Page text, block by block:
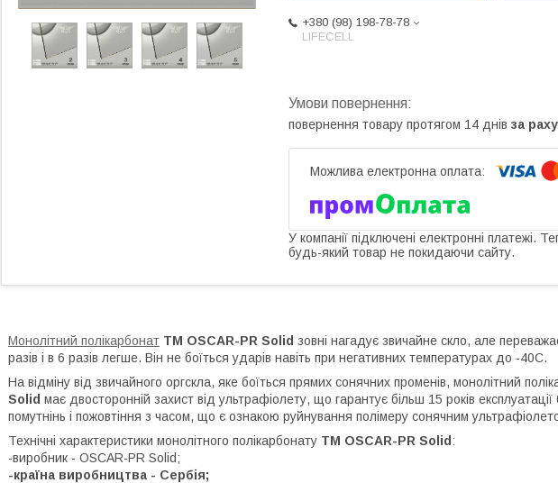
+380 (98) 198-78-78
LIFECELL
повернення товару протягом 14 днів за
У компанії підключені електронні платежі.
будь-який товар не покидаючи сайту.
Монолітний полікарбонат ТМ OSCAR-PR Solid зовні нагадує звичайне скло, але
разів і в 6 разів легше. Він не боїться ударів навіть при негативних температурах до -40С.
На відміну від звичайного оргскла, яке боїться прямих сонячних променів, монолітний
Solid має двосторонній захист від ультрафіолету, що гарантує більш 15 років
помутнінь і пожовтіння з часом, що є ознакою руйнування полімеру сонячним
Технічні характеристики монолітного полікарбонату ТМ OSCAR-PR Solid :
-виробник - OSCAR-PR Solid;
-країна виробництва - Сербія;